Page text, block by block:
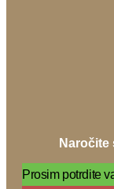
Prosim potrdite